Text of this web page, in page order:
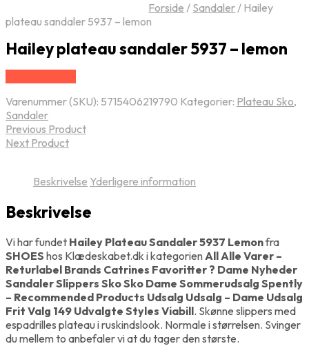
Forside / Sandaler/ Hailey
plateau sandaler 5937 – lemon
Hailey plateau sandaler 5937 – lemon
Varenummer (SKU): 5715406219790 Kategorier: Plateau Sko,
Sandaler
Previous Product
Next Product
Beskrivelse Yderligere information
Beskrivelse
Vi har fundet Hailey Plateau Sandaler 5937 Lemonfra
SHOES hos Klædeskabet.dk i kategorien All Alle Varer –
Returlabel Brands Catrines Favoritter ? Dame Nyheder
Sandaler Slippers Sko Sko Dame Sommerudsalg Spently
– Recommended Products Udsalg Udsalg – Dame Udsalg
Frit Valg 149 Udvalgte Styles Viabill. Skønne slippers med
espadrilles plateau i ruskindslook. Normale i størrelsen. Svinger
du mellem to anbefaler vi at du tager den største.